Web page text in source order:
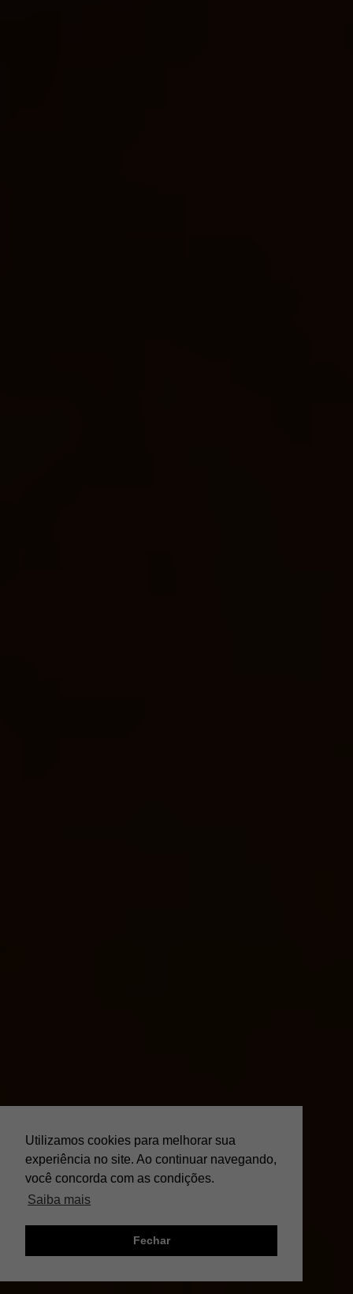
Utilizamos cookies para melhorar sua
experiência no site. Ao continuar navegando,
você concorda com as condições.
Saiba mais
Fechar
;